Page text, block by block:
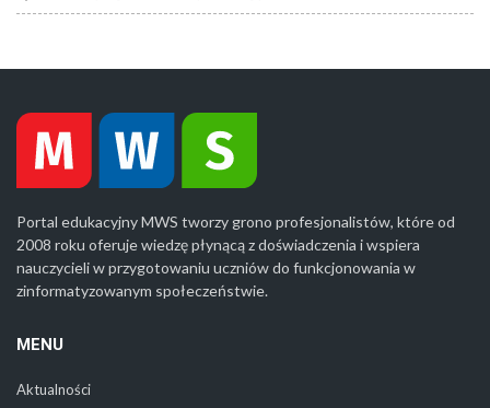
Portal edukacyjny MWS tworzy grono profesjonalistów, które od
2008 roku oferuje wiedzę płynącą z doświadczenia i wspiera
nauczycieli w przygotowaniu uczniów do funkcjonowania w
zinformatyzowanym społeczeństwie.
MENU
Aktualności